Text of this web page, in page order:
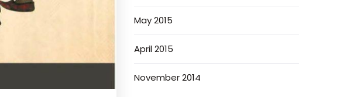
May 2015
April 2015
November 2014